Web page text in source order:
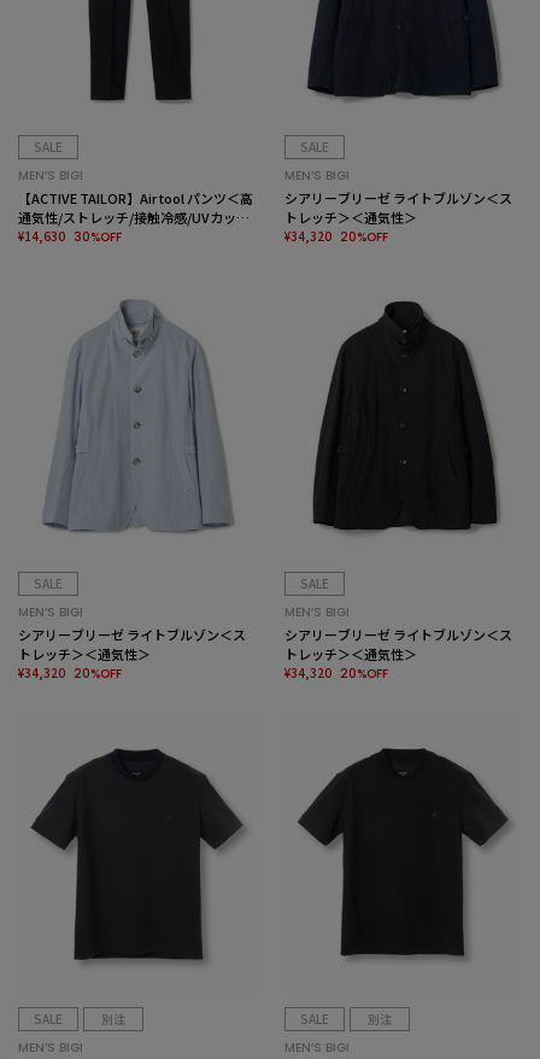
SALE
MEN’S BIGI
【ACTIVE TAILOR】Air tool パンツ＜高
通気性/ストレッチ/接触冷感/UVカット/
防シワ＞
¥14,630 30%OFF
SALE
MEN’S BIGI
シアリーブリーゼ ライトブルゾン＜ス
トレッチ＞＜通気性＞
¥34,320 20%OFF
SALE
MEN’S BIGI
シアリーブリーゼ ライトブルゾン＜ス
トレッチ＞＜通気性＞
¥34,320 20%OFF
SALE
MEN’S BIGI
シアリーブリーゼ ライトブルゾン＜ス
トレッチ＞＜通気性＞
¥34,320 20%OFF
SALE
別注
MEN’S BIGI
SALE
別注
MEN’S BIGI